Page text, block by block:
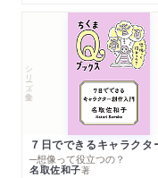
シリーズ・全集
─想像って役立つの？
名取佐和子著